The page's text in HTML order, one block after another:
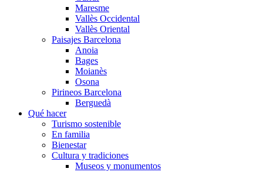
Maresme
Vallès Occidental
Vallès Oriental
Paisajes Barcelona
Anoia
Bages
Moianès
Osona
Pirineos Barcelona
Berguedà
Qué hacer
Turismo sostenible
En familia
Bienestar
Cultura y tradiciones
Museos y monumentos